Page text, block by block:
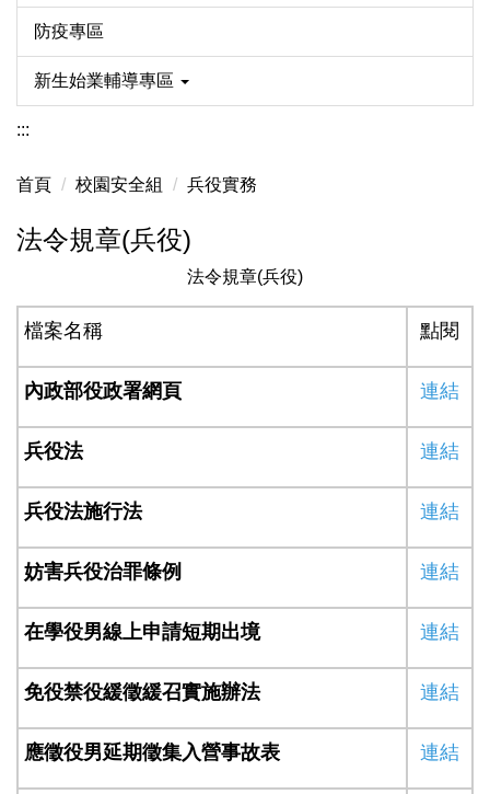
防疫專區
新生始業輔導專區
:::
首頁 校園安全組 兵役實務
法令規章(兵役)
法令規章(兵役)
檔案名稱 點閱
內政部役政署網頁 連結
兵役法 連結
兵役法施行法 連結
妨害兵役治罪條例 連結
在學役男線上申請短期出境 連結
免役禁役緩徵緩召實施辦法 連結
應徵役男延期徵集入營事故表 連結